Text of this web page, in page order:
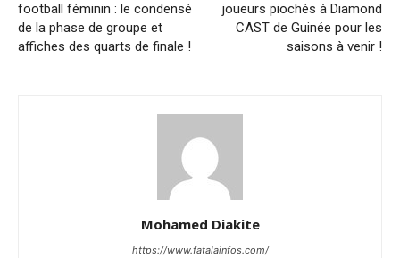
football féminin : le condensé
de la phase de groupe et
affiches des quarts de finale !
joueurs piochés à Diamond
CAST de Guinée pour les
saisons à venir !
Mohamed Diakite
https://www.fatalainfos.com/